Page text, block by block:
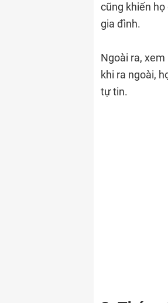
cũng khiến
gia đình.
Ngoài ra,
khi ra ngoài,
tự tin.